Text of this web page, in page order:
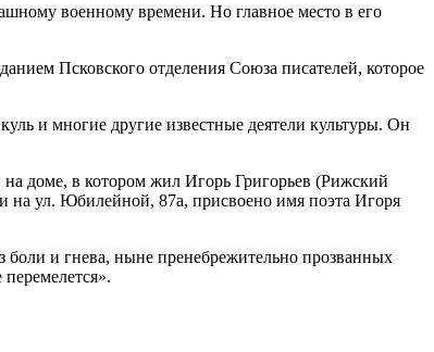
военному времени. Но главное место в его
Псковского отделения Союза писателей, которое
и многие другие известные деятели культуры. Он
доме, в котором жил Игорь Григорьев (Рижский
на ул. Юбилейной, 87а, присвоено имя поэта Игоря
боли и гнева, ныне пренебрежительно прозванных